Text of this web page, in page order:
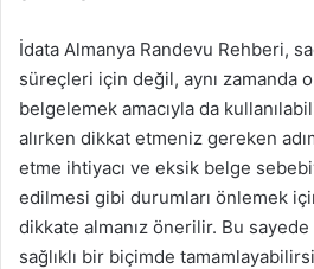
İdata Almanya Randevu Rehberi,
süreçleri için değil, aynı zamanda
belgelemek amacıyla da
alırken dikkat etmeniz gereken
etme ihtiyacı ve eksik belge
edilmesi gibi durumları önlemek
dikkate almanız önerilir. Bu
sağlıklı bir biçimde